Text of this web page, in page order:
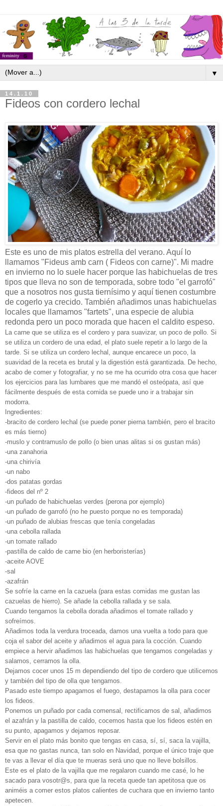
▼
14.1.10
Fideos con cordero lechal
Este es uno de mis platos estrella del verano. Aquí lo
llamamos "Fideus amb carn ( Fideos con carne)". Mi madre
en invierno no lo suele hacer porque las habichuelas de tres
tipos que lleva no son de temporada, sobre todo "el garrofó"
que a nosotros nos gusta tiernísimo y aquí tienen costumbre
de cogerlo ya crecido. También añadimos unas habichuelas
locales que llamamos "fartets", una especie de alubia
redonda pero un poco morada que hacen el caldito espeso.
La carne que se utiliza es el cordero y para suavizar, un poco de pollo. Si
se utiliza un cordero de una edad, el plato suele repetir a lo largo de la
tarde. Si se utiliza un cordero lechal, aunque encarece un poco, la
suavidad de la receta es brutal y la digestión está garantizada. De hecho,
acabo de comer y fotografiar, y no se me ha ocurrido otra cosa que hacer
los ejercicios para las lumbares que me mandó el osteópata, así que
fácilmente después de esta comida se puede uno ir a trabajar sin
modorra.
Ingredientes:
-bracito de cordero lechal (se puede poner pierna también, pero el bracito
es más tierno)
-muslo y contramuslo de pollo (o bien unas alitas si os gustan más)
-una zanahoria
-una chirivía
-un nabo
-dos patatas gordas
-fideos del nº 2
-un puñado de habichuelas verdes (perona por ejemplo)
-un puñado de garrofó (no he puesto porque no es temporada)
-un puñado de alubias frescas que tenía congeladas
-una cebolla rallada
-un tomate rallado
-pastilla de caldo de carne bio (en herboristerías)
-aceite AOVE
-sal
-azafrán
Se sofríe la carne en la cazuela (para estas comidas me gustan las
cazuelas de hierro). Se añade la cebolla rallada y se sala.
Cuando tengamos la cebolla dorada añadimos el tomate rallado y
sofreímos.
Añadimos toda la verdura troceada, damos una vuelta a todo para que
coja el sabor del aceite y añadimos el agua para la cocción. Cuando
empiece a hervir añadimos las habichuelas que tengamos congeladas y
salamos, cerramos la olla.
Dejamos cocer unos 15 m dependiendo del tipo de cordero que utilicemos
y también del tipo de olla que tengamos.
Pasado este tiempo apagamos el fuego, destapamos la olla para cocer
los fideos.
Ponemos un puñado por cada comensal, rectificamos de sal, añadimos
el azafrán y la pastilla de caldo, cocemos hasta que los fideos estén en
su punto, apagamos y dejamos reposar.
Servir en el plato más bonito que tengas en casa, sí, sí, saca la vajilla,
esa que no gastas nunca, tan solo en Navidad, porque el único traje que
te vas a llevar el día que te mueras será uno que no lleve bolsillos.
Este es el plato de la vajilla que me regalaron cuando me casé, lo he
sacado para vosotr@s, para que la receta quede tan apetitosa que os
animéis a comer estos platos calientes de cuchara que en invierno tanto
apetecen.